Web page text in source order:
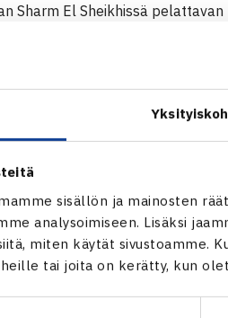
sisällön ja mainosten
analysoimiseen. Lisäksi
miten käytät sivustoamme.
tai joita on kerätty, kun
Sharm El Sheikhissä
tämän kisan
Dominique Covingtonille.
eivät olleet mukana
ITF-turnaus
Sharm El Sheikh, Egypti
Eric Serbia (5.) – Nanette